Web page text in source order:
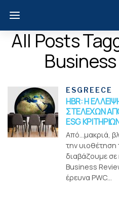
All Posts
ESGREECE
HBR: Η
ΣΤΕΛΕΧΩΝ
ESG
Από…μακριά,
την υιοθέτηση
διαβάζουμε
Business
έρευνα PWC...